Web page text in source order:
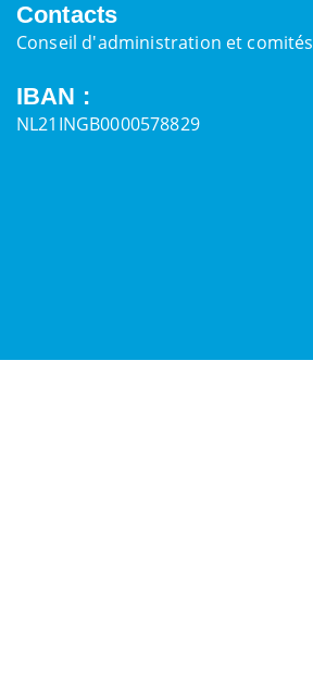
Contacts
Conseil d'administration et comités
IBAN :
NL21INGB0000578829